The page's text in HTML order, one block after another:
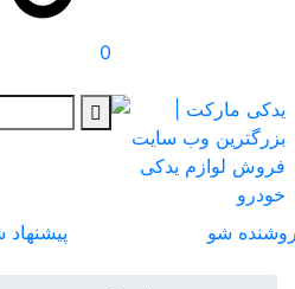
0
شو